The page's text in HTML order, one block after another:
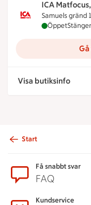
ICA
Samuels gränd
ICAÖppet
Visa butiksinfo
Start
Få snabbt svar
FAQ
Kundservice